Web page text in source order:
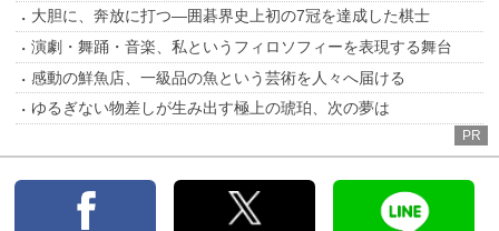
大胆に、奔放に打つ―囲碁界史上初の7冠を達成した棋士
演劇・舞踊・音楽、私というフィロソフィーを表現する舞台
感動の鮮魚店、一級品の魚という芸術を人々へ届ける
ゆるぎない物差しが生み出す極上の琥珀、次の夢は
PR